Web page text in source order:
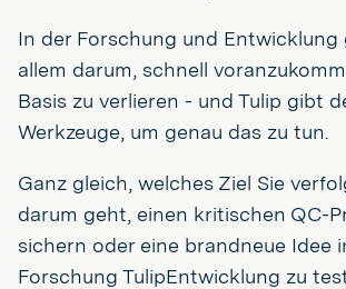
In der Forschung und Entwicklung
allem darum, schnell
Basis zu verlieren - und Tulip gibt
Werkzeuge, um genau das zu tun.
Ganz gleich, welches Ziel Sie
darum geht, einen kritischen QC-
sichern oder eine brandneue Idee
Forschung TulipEntwicklung zu